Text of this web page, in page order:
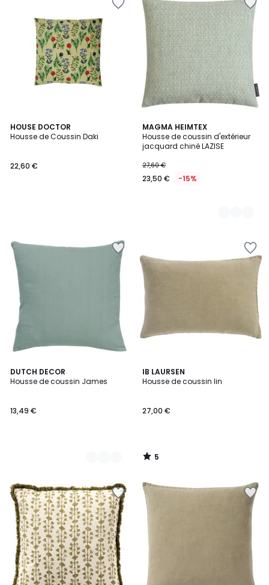
HOUSE DOCTOR
Housse de Coussin Daki
22,60 €
MAGMA HEIMTEX
Housse de coussin d'extérieur
jacquard chiné LAZISE
27,60 €
23,50 € -15%
2
Couleurs
DUTCH DECOR
Housse de coussin James
13,49 €
14
Couleurs
IB LAURSEN
Housse de coussin lin
27,00 €
5
/
5
/